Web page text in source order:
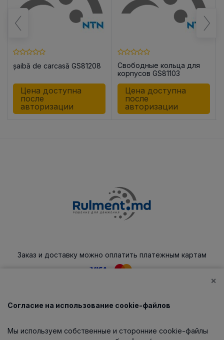
șaibă de carcasă GS81208
Цена доступна
после
авторизации
Свободные кольца для
корпусов GS81103
Цена доступна
после
авторизации
Заказ и доставку можно оплатить платежным картам
Каталог
×
Согласие на использование cookie-файлов
Мы используем собственные и сторонние cookie-файлы